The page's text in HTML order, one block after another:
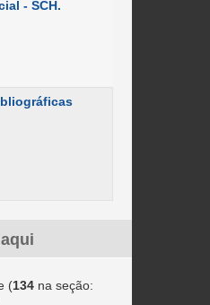
- SCH.
(134na seção: